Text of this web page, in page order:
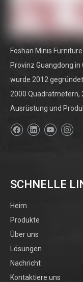
Sind diese
Ja, unsere
Funktion
Wo finde ich
Sie können uns
Entdecken Sie die
Foshan Minis
Provinz Guangdong
wurde 2012
2000 Quadratmetern,
Ausrüstung und
SCHNELLE
Heim
Produkte
Über uns
Lösungen
Nachricht
Kontaktiere uns